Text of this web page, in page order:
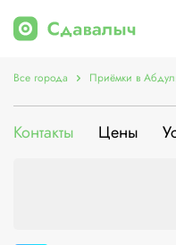
Все города Приёмки в
Контакты Цены